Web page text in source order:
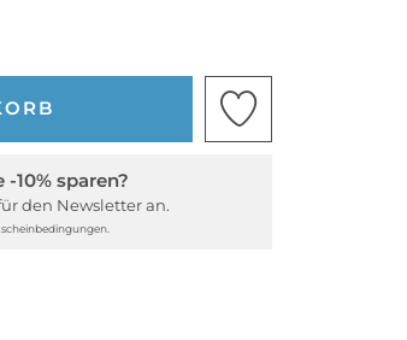
-10% sparen?
den Newsletter an.